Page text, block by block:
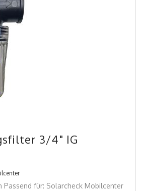
3/4" IG
Passend für: Solarcheck Mobilcenter